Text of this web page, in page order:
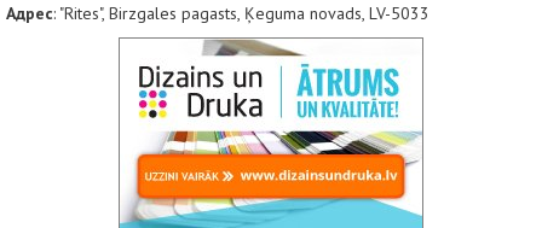
Адрес: "Rites", Birzgales pagasts, Ķeguma novads, LV-5033